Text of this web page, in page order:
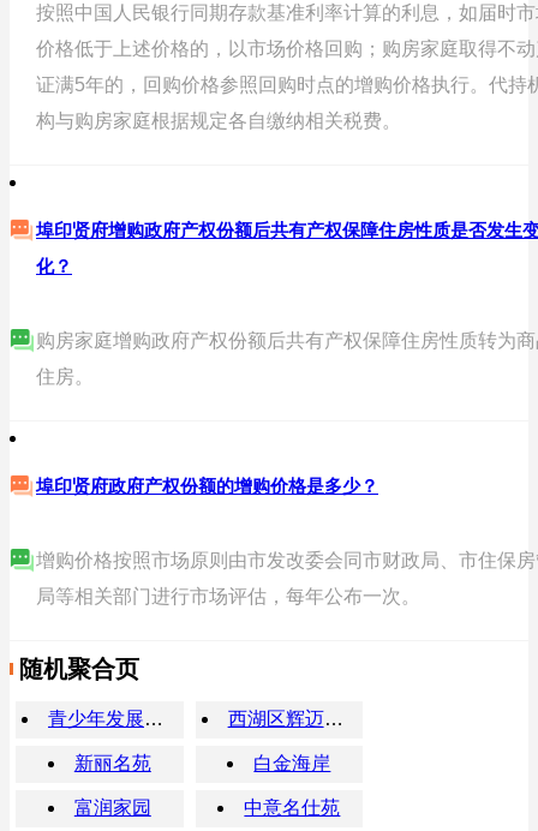
按照中国人民银行同期存款基准利率计算的利息，如届时
价格低于上述价格的，以市场价格回购；购房家庭取得不
证满5年的，回购价格参照回购时点的增购价格执行。代持
构与购房家庭根据规定各自缴纳相关税费。
埠印贤府增购政府产权份额后共有产权保障住房性质是否发生
化？
购房家庭增购政府产权份额后共有产权保障住房性质转为
住房。
埠印贤府政府产权份额的增购价格是多少？
增购价格按照市场原则由市发改委会同市财政局、市住保
局等相关部门进行市场评估，每年公布一次。
随机聚合页
青少年发展中心 西湖区辉迈建设集团有限公司
新丽名苑 白金海岸
富润家园 中意名仕苑